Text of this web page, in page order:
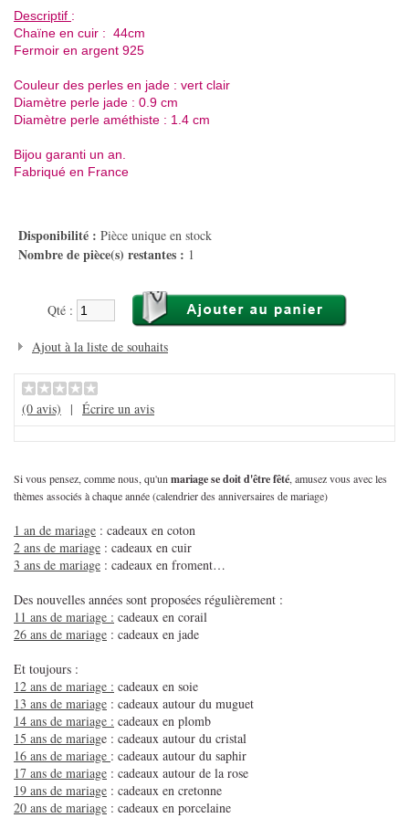
Descriptif :
Chaïne en cuir : 44cm
Fermoir en argent 925
Couleur des perles en jade : vert clair
Diamètre perle jade : 0.9 cm
Diamètre perle améthiste : 1.4 cm
Bijou garanti un an.
Fabriqué en France
Disponibilité : Pièce unique en stock
Nombre de pièce(s) restantes : 1
Qté :
Ajout à la liste de souhaits
(0 avis) | Écrire un avis
Si vous pensez, comme nous, qu'unmariage se doit d'être fêté, amusez vous avec les
thèmes associés à chaque année (calendrier des anniversaires de mariage)
1 an de mariage : cadeaux en coton
2 ans de mariage : cadeaux en cuir
3 ans de mariage : cadeaux en froment…
Des nouvelles années sont proposées régulièrement :
11 ans de mariage : cadeaux en corail
26 ans de mariage : cadeaux en jade
Et toujours :
12 ans de mariage : cadeaux en soie
13 ans de mariage : cadeaux autour du muguet
14 ans de mariage : cadeaux en plomb
15 ans de mariage : cadeaux autour du cristal
16 ans de mariage : cadeaux autour du saphir
17 ans de mariage : cadeaux autour de la rose
19 ans de mariage : cadeaux en cretonne
20 ans de mariage : cadeaux en porcelaine